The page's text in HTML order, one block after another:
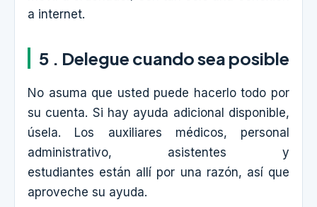
a internet.
5 . Delegue cuando sea posible
No asuma que usted puede hacerlo todo por
su cuenta. Si hay ayuda adicional disponible,
úsela. Los auxiliares médicos, personal
administrativo, asistentes y
estudiantes están allí por una razón, así que
aproveche su ayuda.